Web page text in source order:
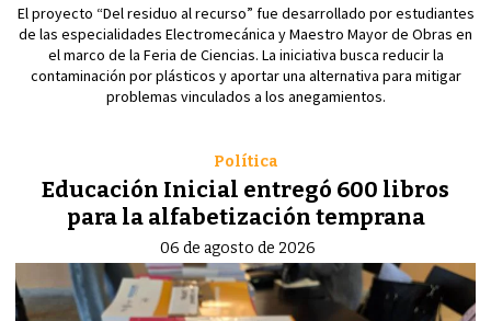
El proyecto “Del residuo al recurso” fue desarrollado por estudiantes
de las especialidades Electromecánica y Maestro Mayor de Obras en
el marco de la Feria de Ciencias. La iniciativa busca reducir la
contaminación por plásticos y aportar una alternativa para mitigar
problemas vinculados a los anegamientos.
Educación Inicial entregó 600 libros
para la alfabetización temprana
Política
06 de agosto de 2026